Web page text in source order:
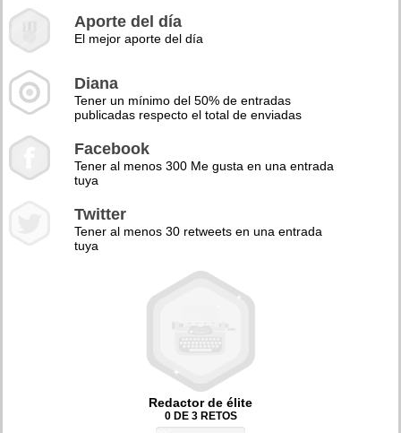
Aporte del día
El mejor aporte del día
Diana
Tener un mínimo del 50% de entradas
publicadas respecto el total de enviadas
Facebook
Tener al menos 300 Me gusta en una entrada
tuya
Twitter
Tener al menos 30 retweets en una entrada
tuya
Redactor de élite
0 DE 3 RETOS